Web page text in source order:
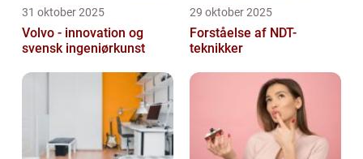
31 oktober 2025
Volvo - innovation og
svensk ingeniørkunst
29 oktober 2025
Forståelse af NDT-
teknikker